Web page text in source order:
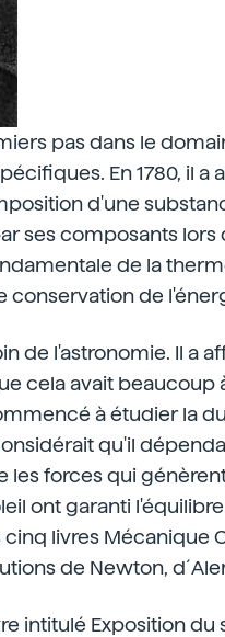
pas dans le
En 1780, il
d'une
ses composants lors
de la
conservation de
de l'astronomie. Il a
cela avait beaucoup
à étudier la
qu'il
les forces qui
ont garanti
livres Mécanique
de Newton,
intitulé Exposition